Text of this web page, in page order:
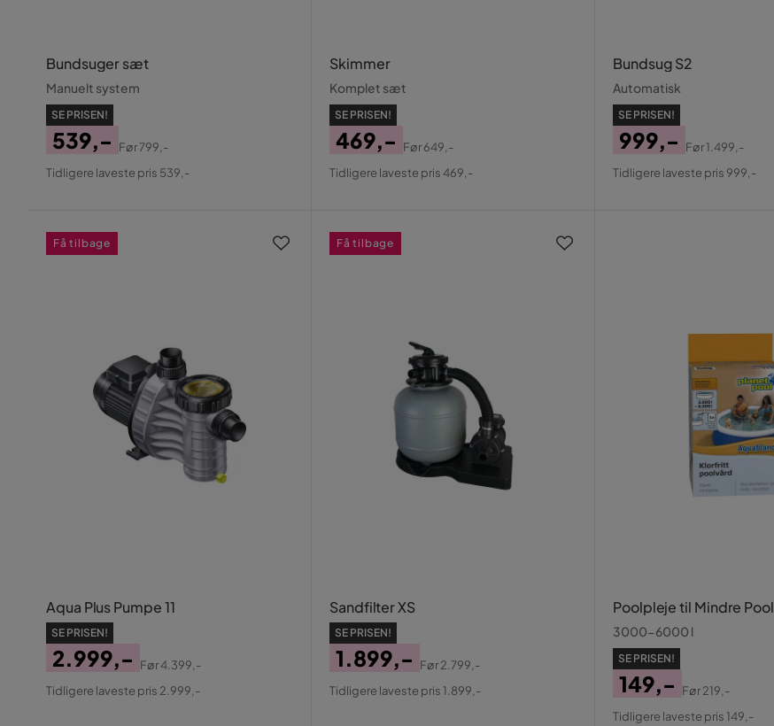
Bundsuger sæt
Manuelt system
SE PRISEN!
Pris
539,-
Original
Før799,-
Tidligere laveste pris 539,-
Skimmer
Komplet sæt
SE PRISEN!
Pris
469,-
Original
Før649,-
Tidligere laveste pris 469,-
Bundsug S2
Automatisk
SE PRISEN!
Pris
999,-
Original
Før1.499,-
Tidligere laveste pris 999,-
Aqua Plus Pumpe 11
SE PRISEN!
Pris
2.999,-
Original
Før4.399,-
Tidligere laveste pris 2.999,-
Få tilbage
Sandfilter XS
SE PRISEN!
Pris
1.899,-
Original
Før2.799,-
Tidligere laveste pris 1.899,-
Få tilbage
Poolpleje til Mindre Pool
3000-6000 l
SE PRISEN!
Pris
149,-
Original
Før219,-
Tidligere laveste pris 149,-